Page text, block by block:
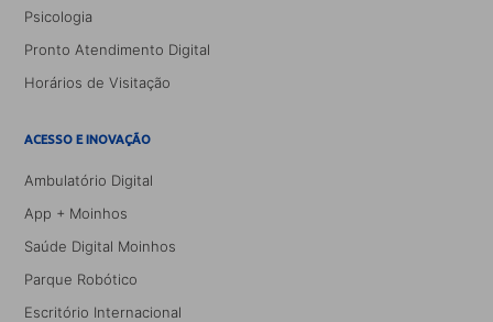
Psicologia
Pronto Atendimento Digital
Horários de Visitação
ACESSO E INOVAÇÃO
Ambulatório Digital
App + Moinhos
Saúde Digital Moinhos
Parque Robótico
Escritório Internacional